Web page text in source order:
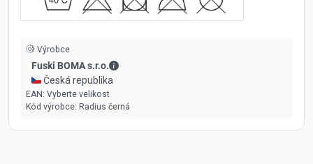
Výrobce
Fuski BOMA s.r.o.
Fuski BOMA s.r.o. - Kontaktní údaje
🇨🇿 Česká republika
EAN: Vyberte velikost
Kód výrobce: Radius černá